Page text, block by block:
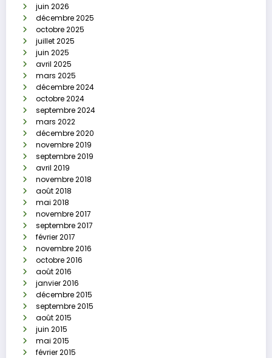
juin 2026
décembre 2025
octobre 2025
juillet 2025
juin 2025
avril 2025
mars 2025
décembre 2024
octobre 2024
septembre 2024
mars 2022
décembre 2020
novembre 2019
septembre 2019
avril 2019
novembre 2018
août 2018
mai 2018
novembre 2017
septembre 2017
février 2017
novembre 2016
octobre 2016
août 2016
janvier 2016
décembre 2015
septembre 2015
août 2015
juin 2015
mai 2015
février 2015